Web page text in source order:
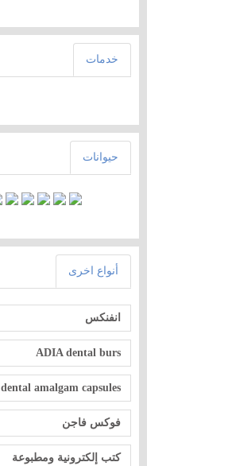
خدمات
حيوانات
أنواع اخرى
انفنكس
ADIA dental burs
dental amalgam capsules
فوكس فاجن
كتب إلكترونية ومطبوعة